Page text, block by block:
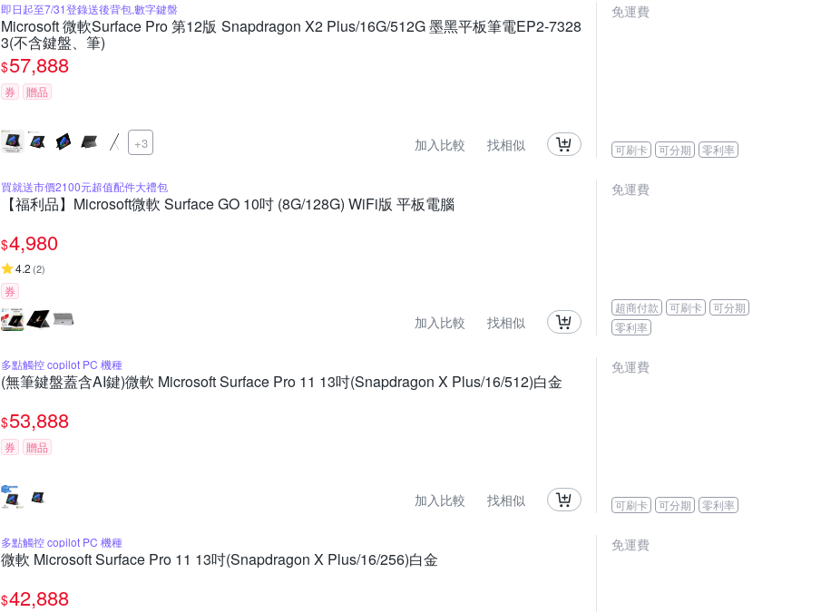
即日起至7/31登錄送後背包,數字鍵盤
Microsoft 微軟Surface Pro 第12版 Snapdragon X2 Plus/16G/512G 墨黑平板筆電EP2-7328
3(不含鍵盤、筆)
$57,888
券 贈品
+3 加入比較 找相似
免運費
可刷卡 可分期 零利率
買就送市價2100元超值配件大禮包
【福利品】Microsoft微軟 Surface GO 10吋 (8G/128G) WiFi版 平板電腦
$4,980
4.2 (2)
券
加入比較 找相似
免運費
超商付款 可刷卡
可分期
零利率
多點觸控 copilot PC 機種
(無筆鍵盤蓋含AI鍵)微軟 Microsoft Surface Pro 11 13吋(Snapdragon X Plus/16/512)白金
$53,888
券 贈品
加入比較 找相似
免運費
可刷卡 可分期 零利率
多點觸控 copilot PC 機種
微軟 Microsoft Surface Pro 11 13吋(Snapdragon X Plus/16/256)白金
$42,888
免運費